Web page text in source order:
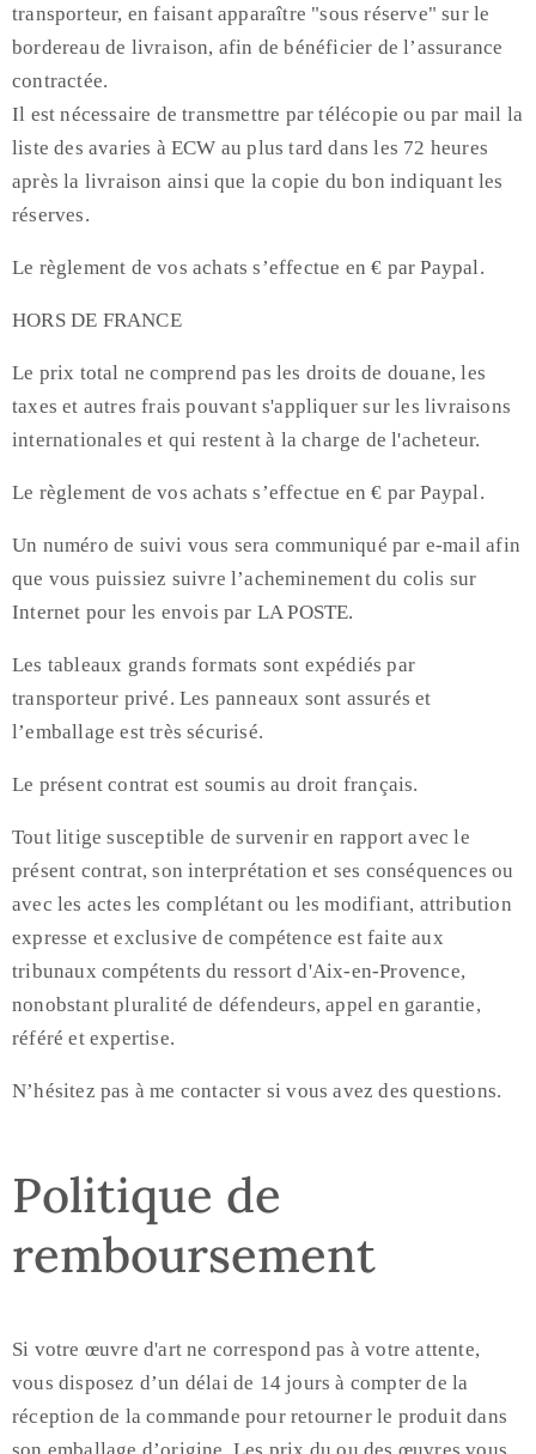
transporteur, en faisant apparaître "sous réserve" sur le
bordereau de livraison, afin de bénéficier de l’assurance
contractée.
Il est nécessaire de transmettre par télécopie ou par mail la
liste des avaries à ECW au plus tard dans les 72 heures
après la livraison ainsi que la copie du bon indiquant les
réserves.
Le règlement de vos achats s’effectue en € par Paypal.
HORS DE FRANCE
Le prix total ne comprend pas les droits de douane, les
taxes et autres frais pouvant s'appliquer sur les livraisons
internationales et qui restent à la charge de l'acheteur.
Le règlement de vos achats s’effectue en € par Paypal.
Un numéro de suivi vous sera communiqué par e-mail afin
que vous puissiez suivre l’acheminement du colis sur
Internet pour les envois par LA POSTE.
Les tableaux grands formats sont expédiés par
transporteur privé. Les panneaux sont assurés et
l’emballage est très sécurisé.
Le présent contrat est soumis au droit français.
Tout litige susceptible de survenir en rapport avec le
présent contrat, son interprétation et ses conséquences ou
avec les actes les complétant ou les modifiant, attribution
expresse et exclusive de compétence est faite aux
tribunaux compétents du ressort d'Aix-en-Provence,
nonobstant pluralité de défendeurs, appel en garantie,
référé et expertise.
N’hésitez pas à me contacter si vous avez des questions.
Politique de
remboursement
Si votre œuvre d'art ne correspond pas à votre attente,
vous disposez d’un délai de 14 jours à compter de la
réception de la commande pour retourner le produit dans
son emballage d’origine. Les prix du ou des œuvres vous